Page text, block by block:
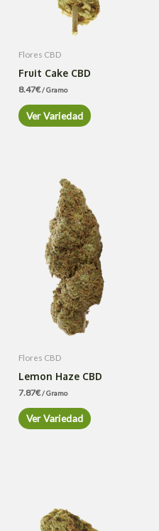
Flores CBD
Fruit Cake CBD
8.47€/ Gramo
Ver Variedad
Flores CBD
Lemon Haze CBD
7.87€/ Gramo
Ver Variedad